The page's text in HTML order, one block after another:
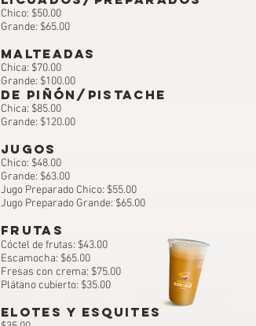
Chico: $50.00
Grande: $65.00
malteadas
Chica: $70.00
Grande: $100.00
de piñón/pistache
Chica: $85.00
Grande: $120.00
JUGOS
Chico: $48.00
Grande: $63.00
Jugo Preparado Chico: $55.00
Jugo Preparado Grande: $65.00
frutas
Cóctel de frutas: $43.00
Escamocha: $65.00
Fresas con crema: $75.00
Plátano cubierto: $35.00​
ELOTES Y ESQUITES